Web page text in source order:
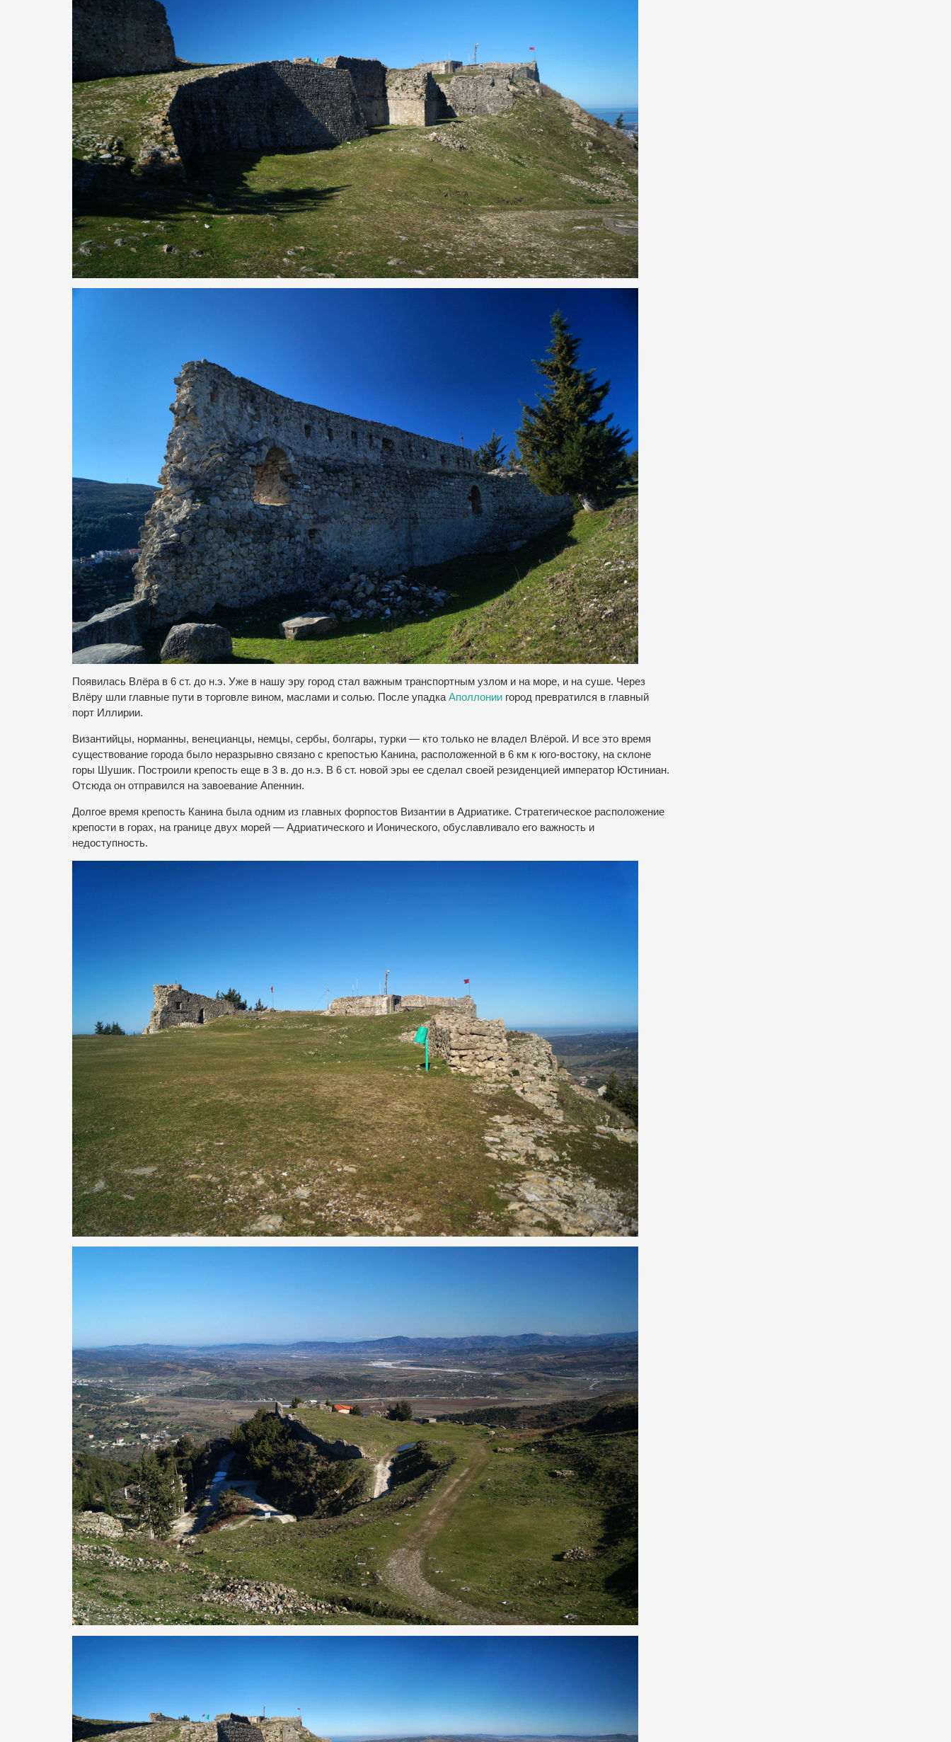
Появилась Влёра в 6 ст. до н.э. Уже в нашу эру город стал важным транспортным узлом и на море, и на суше. Через
Влёру шли главные пути в торговле вином, маслами и солью. После упадкаАполлонии город превратился в главный
порт Иллирии.
Византийцы, норманны, венецианцы, немцы, сербы, болгары, турки — кто только не владел Влёрой. И все это время
существование города было неразрывно связано с крепостью Канина, расположенной в 6 км к юго-востоку, на склоне
горы Шушик. Построили крепость еще в 3 в. до н.э. В 6 ст. новой эры ее сделал своей резиденцией император Юстиниан.
Отсюда он отправился на завоевание Апеннин.
Долгое время крепость Канина была одним из главных форпостов Византии в Адриатике. Стратегическое расположение
крепости в горах, на границе двух морей — Адриатического и Ионического, обуславливало его важность и
недоступность.